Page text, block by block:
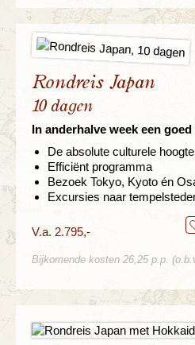
Rondreis Japan
10 dagen
In anderhalve week een
De absolute culturele
Efficiënt programma
Bezoek Tokyo, Kyoto én
Excursies naar
V.a. 2.795,-
Bijkomende kosten 26,25 p.p.